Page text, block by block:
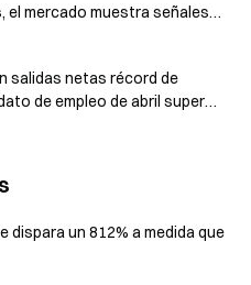
el mercado muestra señales
salidas netas récord de
dispara un 812% a medida que